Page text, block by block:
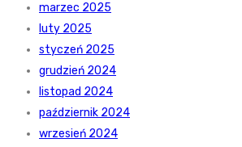
marzec 2025
luty 2025
styczeń 2025
grudzień 2024
listopad 2024
październik 2024
wrzesień 2024